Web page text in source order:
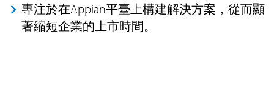
專注於在Appian平臺上構建解決方案，從而顯
著縮短企業的上市時間。